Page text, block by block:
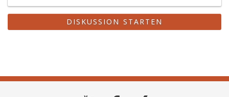
DISKUSSION STARTEN